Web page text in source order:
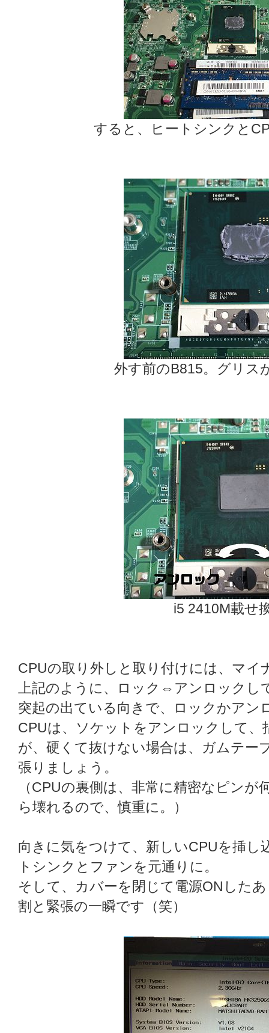
すると、ヒートシンクと
外す前のB815。グリス
i5 2410M載せ
CPUの取り外しと取り付けには、マイ
上記のように、ロック⇔アンロックし
突起の出ている向きで、ロックかアン
CPUは、ソケットをアンロックして
が、硬くて抜けない場合は、ガムテー
張りましょう。
（CPUの裏側は、非常に精密なピン
ら壊れるので、慎重に。）
向きに気をつけて、新しいCPUを挿し
トシンクとファンを元通りに。
そして、カバーを閉じて電源ONした
割と緊張の一瞬です（笑）